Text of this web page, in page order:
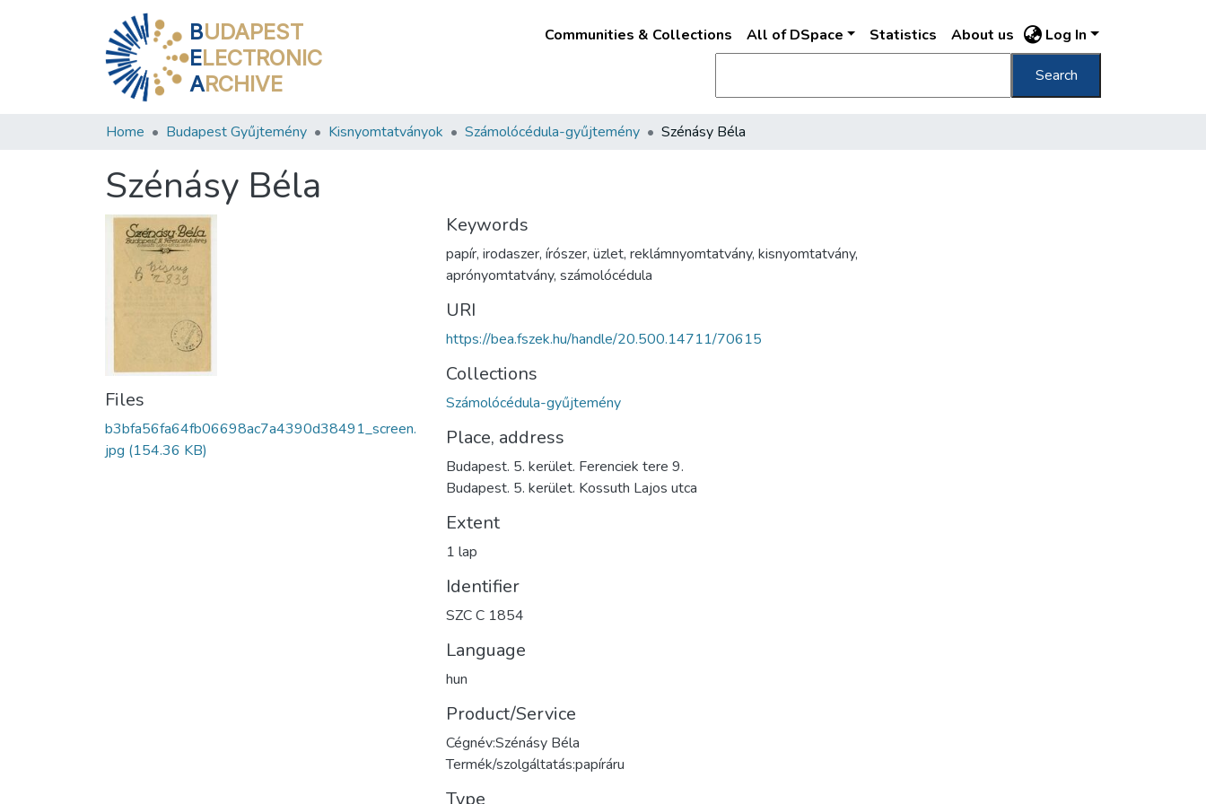
BUDAPEST
ELECTRONIC
ARCHIVE
Communities & Collections All of DSpace Statistics About us Log In
Search
Home Budapest Gyűjtemény Kisnyomtatványok Számolócédula-gyűjtemény Szénásy Béla
Szénásy Béla
Files
b3bfa56fa64fb06698ac7a4390d38491_screen.
jpg (154.36 KB)
Keywords
papír, irodaszer, írószer, üzlet, reklámnyomtatvány, kisnyomtatvány,
aprónyomtatvány, számolócédula
URI
https://bea.fszek.hu/handle/20.500.14711/70615
Collections
Számolócédula-gyűjtemény
Place, address
Budapest. 5. kerület. Ferenciek tere 9.
Budapest. 5. kerület. Kossuth Lajos utca
Extent
1 lap
Identifier
SZC C 1854
Language
hun
Product/Service
Cégnév:Szénásy Béla
Termék/szolgáltatás:papíráru
Type